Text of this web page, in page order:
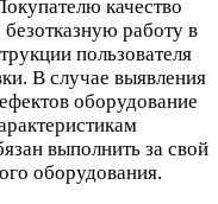
качество
работу в
пользователя
В случае выявления
оборудование
выполнить за свой
оборудования.